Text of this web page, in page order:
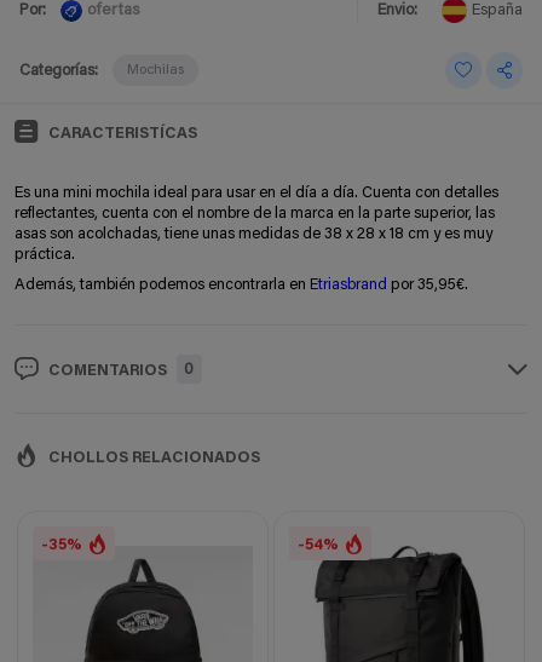
Por: ofertas Envio: España
Categorías: Mochilas
CARACTERISTÍCAS
Es una mini mochila ideal para usar en el día a día. Cuenta con detalles
reflectantes, cuenta con el nombre de la marca en la parte superior, las
asas son acolchadas, tiene unas medidas de 38 x 28 x 18 cm y es muy
práctica.
Además, también podemos encontrarla en Etriasbrand por 35,95€.
COMENTARIOS 0
CHOLLOS RELACIONADOS
-35% -54%